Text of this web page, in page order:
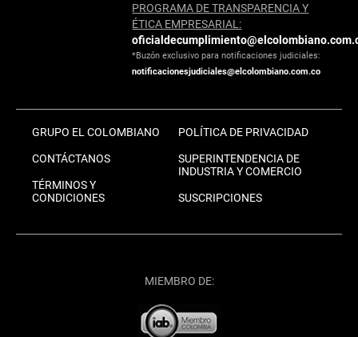
PROGRAMA DE TRANSPARENCIA Y
ÉTICA EMPRESARIAL:
*Buzón exclusivo para notificaciones judiciales:
notificacionesjudiciales@elcolombiano.com.co
GRUPO EL COLOMBIANO
CONTÁCTANOS
TÉRMINOS Y
CONDICIONES
POLÍTICA DE PRIVACIDAD
SUPERINTENDENCIA DE
INDUSTRIA Y COMERCIO
SUSCRIPCIONES
MIEMBRO DE: